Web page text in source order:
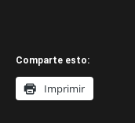
Comparte esto:
Imprimir